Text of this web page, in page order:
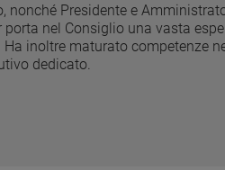
nonché Presidente e
porta nel Consiglio una vasta
inoltre maturato competenze
dedicato.